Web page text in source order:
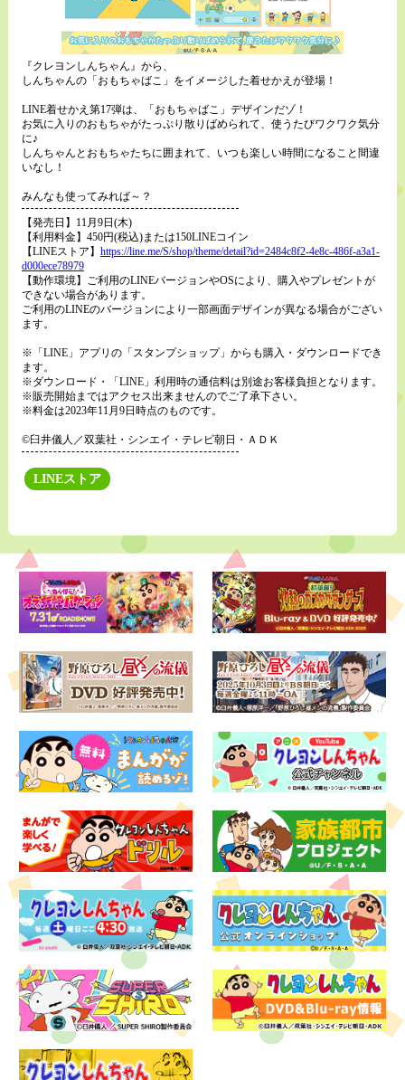
『クレヨンしんちゃん』から、
しんちゃんの「おもちゃばこ」をイメージした着せかえが登場！
LINE着せかえ第17弾は、「おもちゃばこ」デザインだゾ！
お気に入りのおもちゃがたっぷり散りばめられて、使うたびワクワク気分
に♪
しんちゃんとおもちゃたちに囲まれて、いつも楽しい時間になること間違
いなし！
みんなも使ってみれば～？
【発売日】11月9日(木)
【利用料金】450円(税込)または150LINEコイン
【LINEストア】 https://line.me/S/shop/theme/detail?id=2484c8f2-4e8c-486f-a3a1-
d000ece78979
【動作環境】ご利用のLINEバージョンやOSにより、購入やプレゼントが
できない場合があります。
ご利用のLINEのバージョンにより一部画面デザインが異なる場合がござい
ます。
※「LINE」アプリの「スタンプショップ」からも購入・ダウンロードでき
ます。
※ダウンロード・「LINE」利用時の通信料は別途お客様負担となります。
※販売開始まではアクセス出来ませんのでご了承下さい。
※料金は2023年11月9日時点のものです。
©臼井儀人／双葉社・シンエイ・テレビ朝日・ＡＤＫ
LINEストア